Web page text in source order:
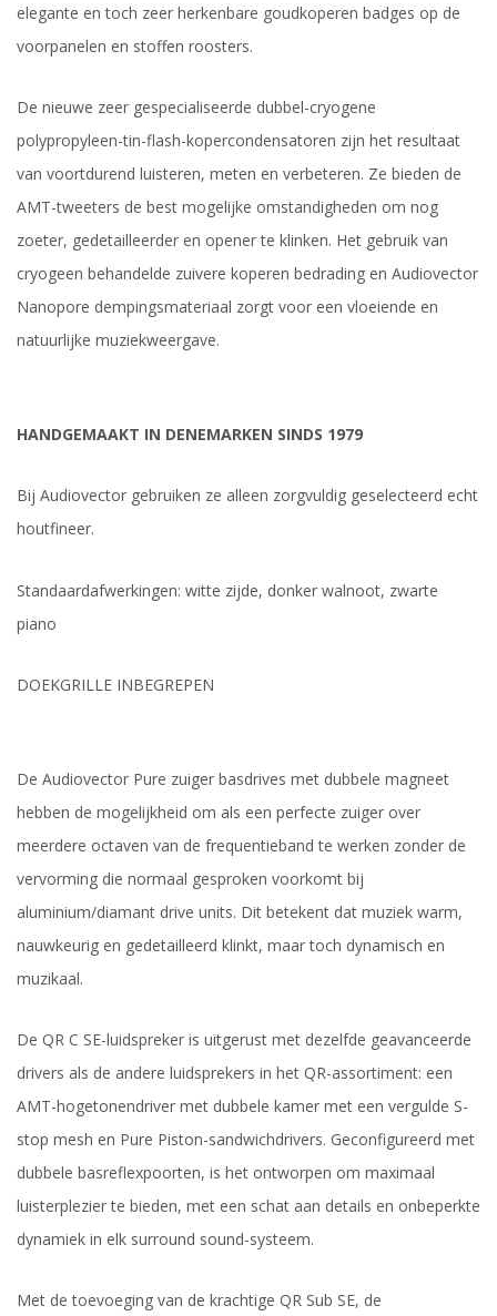
elegante en toch zeer herkenbare goudkoperen badges op de
voorpanelen en stoffen roosters.
De nieuwe zeer gespecialiseerde dubbel-cryogene
polypropyleen-tin-flash-kopercondensatoren zijn het resultaat
van voortdurend luisteren, meten en verbeteren. Ze bieden de
AMT-tweeters de best mogelijke omstandigheden om nog
zoeter, gedetailleerder en opener te klinken. Het gebruik van
cryogeen behandelde zuivere koperen bedrading en Audiovector
Nanopore dempingsmateriaal zorgt voor een vloeiende en
natuurlijke muziekweergave.
HANDGEMAAKT IN DENEMARKEN SINDS 1979
Bij Audiovector gebruiken ze alleen zorgvuldig geselecteerd echt
houtfineer.
Standaardafwerkingen: witte zijde, donker walnoot, zwarte
piano
DOEKGRILLE INBEGREPEN
De Audiovector Pure zuiger basdrives met dubbele magneet
hebben de mogelijkheid om als een perfecte zuiger over
meerdere octaven van de frequentieband te werken zonder de
vervorming die normaal gesproken voorkomt bij
aluminium/diamant drive units. Dit betekent dat muziek warm,
nauwkeurig en gedetailleerd klinkt, maar toch dynamisch en
muzikaal.
De QR C SE-luidspreker is uitgerust met dezelfde geavanceerde
drivers als de andere luidsprekers in het QR-assortiment: een
AMT-hogetonendriver met dubbele kamer met een vergulde S-
stop mesh en Pure Piston-sandwichdrivers. Geconfigureerd met
dubbele basreflexpoorten, is het ontworpen om maximaal
luisterplezier te bieden, met een schat aan details en onbeperkte
dynamiek in elk surround sound-systeem.
Met de toevoeging van de krachtige QR Sub SE, de